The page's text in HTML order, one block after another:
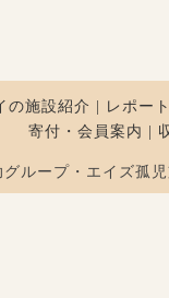
の施設紹介
レポー
寄付・会員案内
ループ・エイズ孤